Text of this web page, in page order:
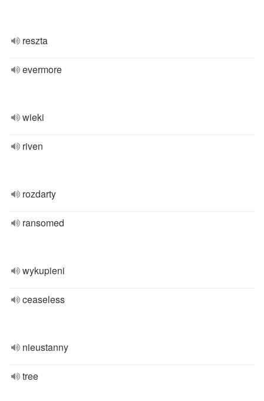
reszta
evermore
wieki
riven
rozdarty
ransomed
wykupieni
ceaseless
nieustanny
tree